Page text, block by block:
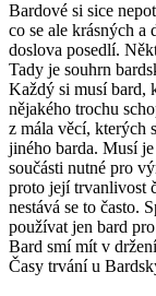
Bardové si sice
co se ale krásných a
doslova posedlí.
Tady je souhrn
Každý si musí bard,
nějakého trochu
z mála věcí, kterých
jiného barda. Musí
součásti nutné pro
proto její trvanlivost
nestává se to často.
používat jen bard
Bard smí mít v
Časy trvání u